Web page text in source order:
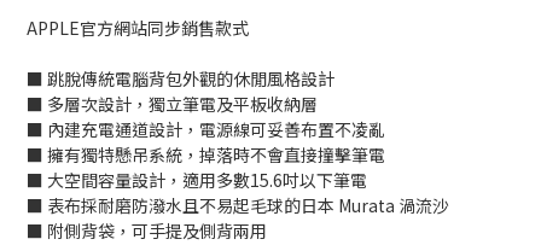
APPLE官方網站同步銷售款式
■ 跳脫傳統電腦背包外觀的休閒風格設計
■ 多層次設計，獨立筆電及平板收納層
■ 內建充電通道設計，電源線可妥善布置不凌亂
■ 擁有獨特懸吊系統，掉落時不會直接撞擊筆電
■ 大空間容量設計，適用多數15.6吋以下筆電
■ 表布採耐磨防潑水且不易起毛球的日本 Murata 渦流沙
■ 附側背袋，可手提及側背兩用